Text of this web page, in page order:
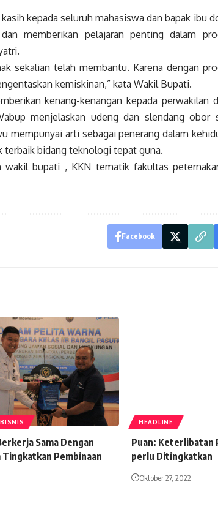
kepada seluruh mahasiswa dan bapak ibu
memberikan pelajaran penting dalam
sekalian telah membantu. Karena dengan
kemiskinan,” kata Wakil Bupati.
kenang-kenangan kepada perwakilan
menjelaskan udeng dan slendang obor
mempunyai arti sebagai penerang dalam
terbaik bidang teknologi tepat guna.
wakil bupati , KKN tematik fakultas
Facebook
Sama Dengan
Tingkatkan Pembinaan
HEADLINE
Puan: Keterlibatan
perlu Ditingkatkan
Oktober 27, 2022